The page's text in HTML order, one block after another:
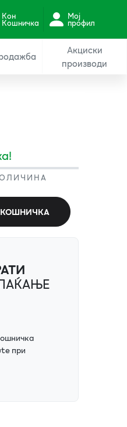
Кон
Кошничка
Мој
профил
Акциски
производи
при